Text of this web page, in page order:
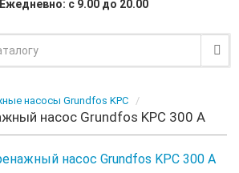
Ежедневно: с 9.00 до 20.00
насосы Grundfos KPC
насос Grundfos KPC 300 A